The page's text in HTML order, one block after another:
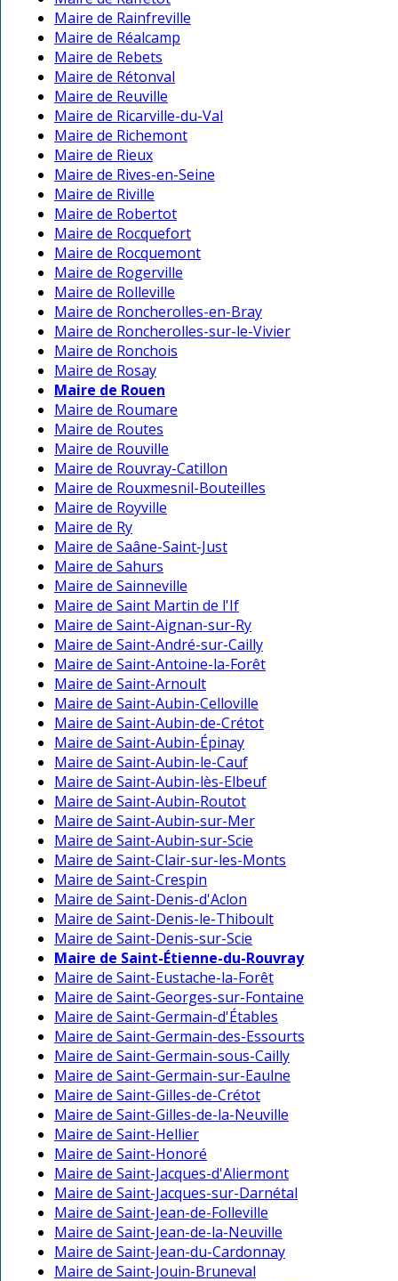
Maire de Rainfreville
Maire de Réalcamp
Maire de Rebets
Maire de Rétonval
Maire de Reuville
Maire de Ricarville-du-Val
Maire de Richemont
Maire de Rieux
Maire de Rives-en-Seine
Maire de Riville
Maire de Robertot
Maire de Rocquefort
Maire de Rocquemont
Maire de Rogerville
Maire de Rolleville
Maire de Roncherolles-en-Bray
Maire de Roncherolles-sur-le-Vivier
Maire de Ronchois
Maire de Rosay
Maire de Rouen
Maire de Roumare
Maire de Routes
Maire de Rouville
Maire de Rouvray-Catillon
Maire de Rouxmesnil-Bouteilles
Maire de Royville
Maire de Ry
Maire de Saâne-Saint-Just
Maire de Sahurs
Maire de Sainneville
Maire de Saint Martin de l'If
Maire de Saint-Aignan-sur-Ry
Maire de Saint-André-sur-Cailly
Maire de Saint-Antoine-la-Forêt
Maire de Saint-Arnoult
Maire de Saint-Aubin-Celloville
Maire de Saint-Aubin-de-Crétot
Maire de Saint-Aubin-Épinay
Maire de Saint-Aubin-le-Cauf
Maire de Saint-Aubin-lès-Elbeuf
Maire de Saint-Aubin-Routot
Maire de Saint-Aubin-sur-Mer
Maire de Saint-Aubin-sur-Scie
Maire de Saint-Clair-sur-les-Monts
Maire de Saint-Crespin
Maire de Saint-Denis-d'Aclon
Maire de Saint-Denis-le-Thiboult
Maire de Saint-Denis-sur-Scie
Maire de Saint-Étienne-du-Rouvray
Maire de Saint-Eustache-la-Forêt
Maire de Saint-Georges-sur-Fontaine
Maire de Saint-Germain-d'Étables
Maire de Saint-Germain-des-Essourts
Maire de Saint-Germain-sous-Cailly
Maire de Saint-Germain-sur-Eaulne
Maire de Saint-Gilles-de-Crétot
Maire de Saint-Gilles-de-la-Neuville
Maire de Saint-Hellier
Maire de Saint-Honoré
Maire de Saint-Jacques-d'Aliermont
Maire de Saint-Jacques-sur-Darnétal
Maire de Saint-Jean-de-Folleville
Maire de Saint-Jean-de-la-Neuville
Maire de Saint-Jean-du-Cardonnay
Maire de Saint-Jouin-Bruneval